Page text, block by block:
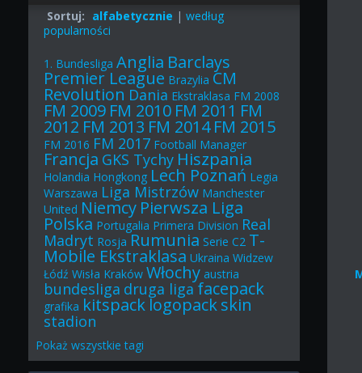
Sortuj: alfabetycznie |według
popularności
1. Bundesliga Anglia Barclays
Premier League Brazylia CM
Revolution Dania Ekstraklasa FM 2008
FM 2009 FM 2010 FM 2011 FM
2012 FM 2013 FM 2014 FM 2015
FM 2016 FM 2017 Football Manager
Francja GKS Tychy Hiszpania
Holandia Hongkong Lech Poznań Legia
Warszawa Liga Mistrzów Manchester
United Niemcy Pierwsza Liga
Polska Portugalia Primera Division Real
Madryt Rosja Rumunia Serie C2 T-
Mobile Ekstraklasa Ukraina Widzew
Łódź Wisła Kraków Włochy austria
bundesliga druga ligafacepack
grafika kitspacklogopackskin
stadion
Pokażwszystkie tagi